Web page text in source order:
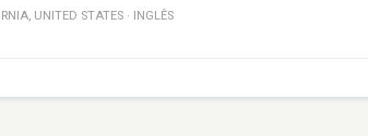
, UNITED STATES · INGLÊS